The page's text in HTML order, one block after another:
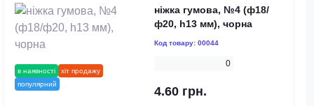
в наявності
хіт продажу
популярний
ніжка гумова, №4 (ф18/
ф20, h13 мм), чорна
Код товару: 00044
0
4.60 грн.